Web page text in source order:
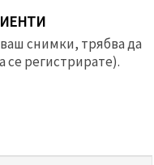
снимки, трябва да
се регистрирате).